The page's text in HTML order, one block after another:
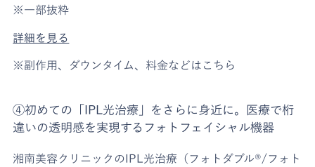
※一部抜粋
詳細を見る
※副作用、ダウンタイム、料金などはこちら
④初めての「IPL光治療」をさらに身近に。医療で桁
違いの透明感を実現するフォトフェイシャル機器
湘南美容クリニックのIPL光治療（フォトダブル®/フォト